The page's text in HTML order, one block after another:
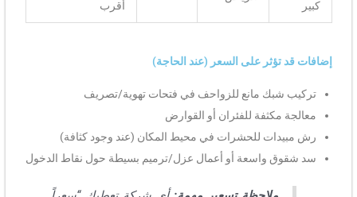
كبير
أقرب
إضافات قد تؤثر على السعر (عند الحاجة)
تركيب شبك مانع للزواحف في فتحات تهوية/تصريف
معالجة مكثفة للفئران أو القوارض
رش مبيدات للحشرات في محيط المكان (عند وجود كثافة)
سد شقوق واسعة أو أعمال عزل/ترميم بسيطة حول نقاط الدخول